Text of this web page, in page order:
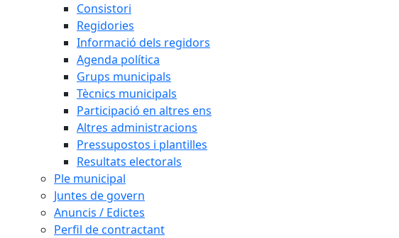
Consistori
Regidories
Informació dels regidors
Agenda política
Grups municipals
Tècnics municipals
Participació en altres ens
Altres administracions
Pressupostos i plantilles
Resultats electorals
Ple municipal
Juntes de govern
Anuncis / Edictes
Perfil de contractant